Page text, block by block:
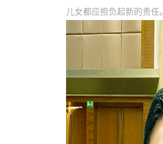
儿女都应担负起新的责任。